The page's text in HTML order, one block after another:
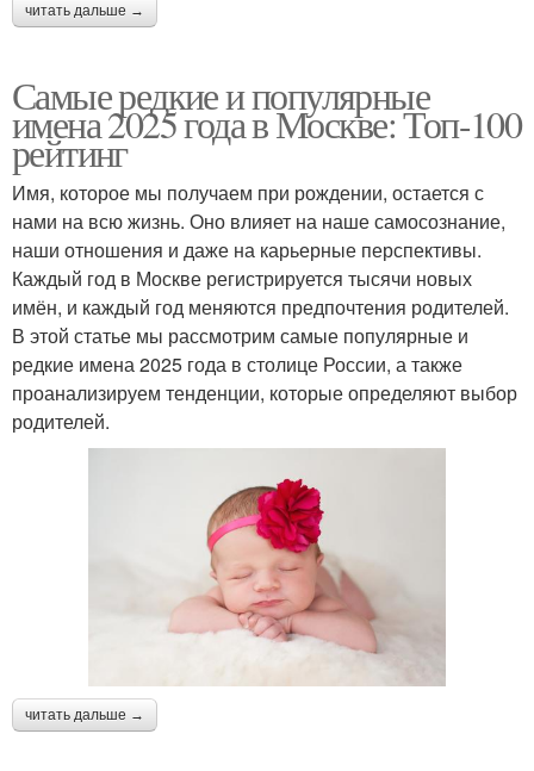
читать дальше →
Самые редкие и популярные
имена 2025 года в Москве: Топ-100
рейтинг
Имя, которое мы получаем при рождении, остается с
нами на всю жизнь. Оно влияет на наше самосознание,
наши отношения и даже на карьерные перспективы.
Каждый год в Москве регистрируется тысячи новых
имён, и каждый год меняются предпочтения родителей.
В этой статье мы рассмотрим самые популярные и
редкие имена 2025 года в столице России, а также
проанализируем тенденции, которые определяют выбор
родителей.
читать дальше →